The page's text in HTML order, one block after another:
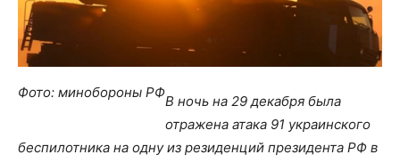
Фото: минобороны РФ
В ночь на 29 декабря была
отражена атака 91 украинского
беспилотника на одну из резиденций президента РФ в